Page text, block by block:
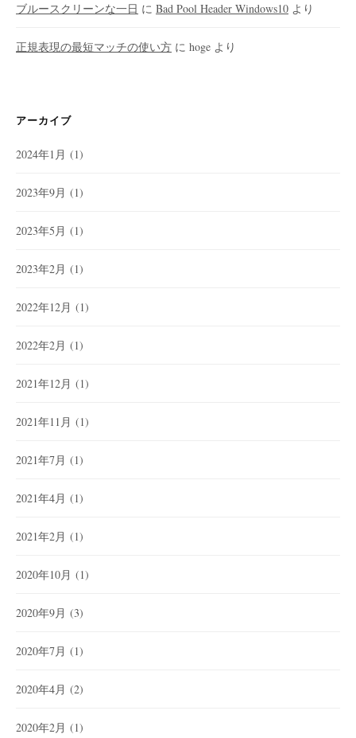
ブルースクリーンな一日 に Bad Pool Header Windows10 より
正規表現の最短マッチの使い方 に hoge より
アーカイブ
2024年1月 (1)
2023年9月 (1)
2023年5月 (1)
2023年2月 (1)
2022年12月 (1)
2022年2月 (1)
2021年12月 (1)
2021年11月 (1)
2021年7月 (1)
2021年4月 (1)
2021年2月 (1)
2020年10月 (1)
2020年9月 (3)
2020年7月 (1)
2020年4月 (2)
2020年2月 (1)